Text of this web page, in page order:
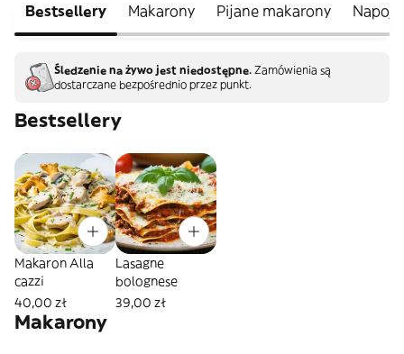
Bestsellery Makarony Pijane makarony Napoje
Śledzenie na żywo jest niedostępne. Zamówienia są
dostarczane bezpośrednio przez punkt.
Bestsellery
Makaron Alla
cazzi
40,00 zł
Lasagne
bolognese
39,00 zł
Makarony